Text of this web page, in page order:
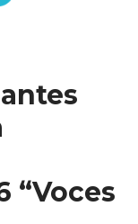
“Voces